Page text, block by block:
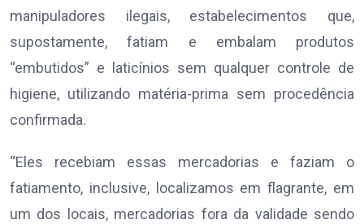
manipuladores ilegais, estabelecimentos que,
supostamente, fatiam e embalam produtos
“embutidos” e laticínios sem qualquer controle de
higiene, utilizando matéria-prima sem procedência
confirmada.
“Eles recebiam essas mercadorias e faziam o
fatiamento, inclusive, localizamos em flagrante, em
um dos locais, mercadorias fora da validade sendo